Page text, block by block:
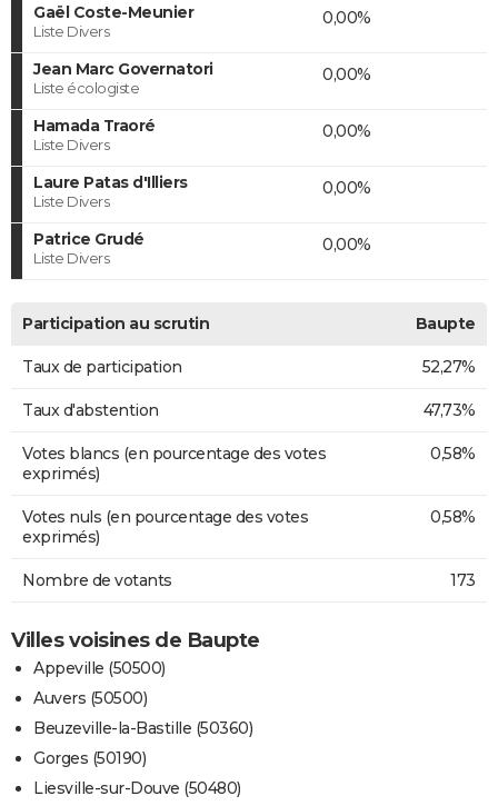
Gaël Coste-Meunier
Liste Divers
0,00%
Jean Marc Governatori
Liste écologiste
0,00%
Hamada Traoré
Liste Divers
0,00%
Laure Patas d'Illiers
Liste Divers
0,00%
Patrice Grudé
Liste Divers
0,00%
Participation au scrutin Baupte
Taux de participation 52,27%
Taux d'abstention 47,73%
Votes blancs (en pourcentage des votes
exprimés)
0,58%
Votes nuls (en pourcentage des votes
exprimés)
0,58%
Nombre de votants 173
Villes voisines de Baupte
Appeville (50500)
Auvers (50500)
Beuzeville-la-Bastille (50360)
Gorges (50190)
Liesville-sur-Douve (50480)